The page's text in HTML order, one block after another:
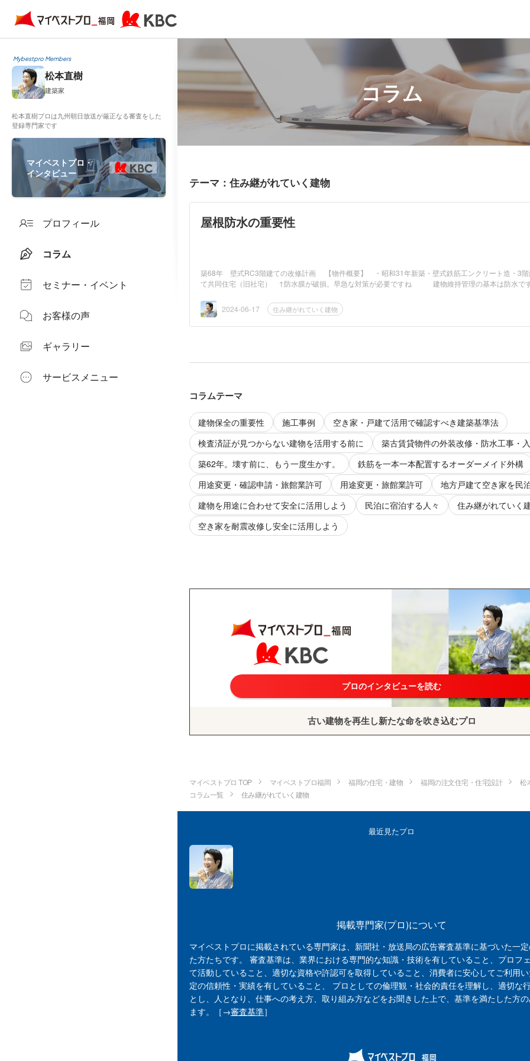
Mybestpro Members
松本直樹
建築家
松本直樹プロは九州朝日放送が厳正なる審査をした
登録専門家です
マイベストプロ・
インタビュー
プロフィール
コラム
セミナー・イベント
お客様の声
ギャラリー
サービスメニュー
コラム
テーマ：住み継がれていく建物
屋根防水の重要性
築68年 壁式RC3階建ての改修計画 【物件概要】 ・昭和31年新築・壁式鉄筋工ンクリート造・3
て共同住宅（旧社宅） ↑防水膜が破損。早急な対策が必要ですね 建物維持管理の基本は防水で
2024-06-17 住み継がれていく建物
コラムテーマ
建物保全の重要性 施工事例
空き家・戸建て活用で確認すべき建築基準法
検査済証が見つからない建物を活用する前に
築古賃貸物件の外装改修・防水工事・
築62年。壊す前に、もう一度生かす。
鉄筋を一本一本配置するオーダーメイド外構
用途変更・確認申請・旅館業許可
用途変更・旅館業許可
地方戸建て空き家を民
建物を用途に合わせて安全に活用しよう
民泊に宿泊する人々
住み継がれていく
空き家を耐震改修し安全に活用しよう
プロのインタビューを読む
古い建物を再生し新たな命を吹き込むプロ
マイベストプロ TOP マイベストプロ福岡 福岡の住宅・建物 福岡の注文住宅・住宅設計
松
コラム一覧
住み継がれていく建物
最近見たプロ
掲載専門家(プロ)について
マイベストプロに掲載されている専門家は、新聞社・放送局の広告審査基準に基づいた一
た方たちです。 審査基準は、業界における専門的な知識・技術を有していること、プロフ
て活動していること、適切な資格や許認可を取得していること、消費者に安心してご利用
定の信頼性・実績を有していること、 プロとしての倫理観・社会的責任を理解し、適切な
とし、人となり、仕事への考え方、取り組み方などをお聞きした上で、基準を満たした方
ます。［→審査基準］